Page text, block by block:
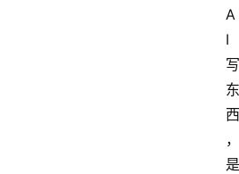
A
I
写
东
西
，
是